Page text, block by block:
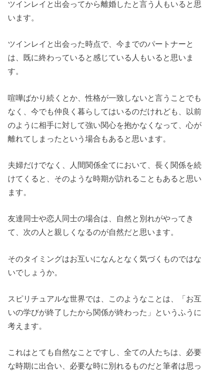
ツインレイと出会ってから離婚したと言う人もいると思
います。
ツインレイと出会った時点で、今までのパートナーと
は、既に終わっていると感じている人もいると思いま
す。
喧嘩ばかり続くとか、性格が一致しないと言うことでも
なく、今でも仲良く暮らしてはいるのだけれども、以前
のように相手に対して強い関心を抱かなくなって、心が
離れてしまったという場合もあると思います。
夫婦だけでなく、人間関係全てにおいて、長く関係を続
けてくると、そのような時期が訪れることもあると思い
ます。
友達同士や恋人同士の場合は、自然と別れがやってき
て、次の人と親しくなるのが自然だと思います。
そのタイミングはお互いになんとなく気づくものではな
いでしょうか。
スピリチュアルな世界では、このようなことは、「お互
いの学びが終了したから関係が終わった」というふうに
考えます。
これはとても自然なことですし、全ての人たちは、必要
な時期に出合い、必要な時に別れるものだと筆者は思っ